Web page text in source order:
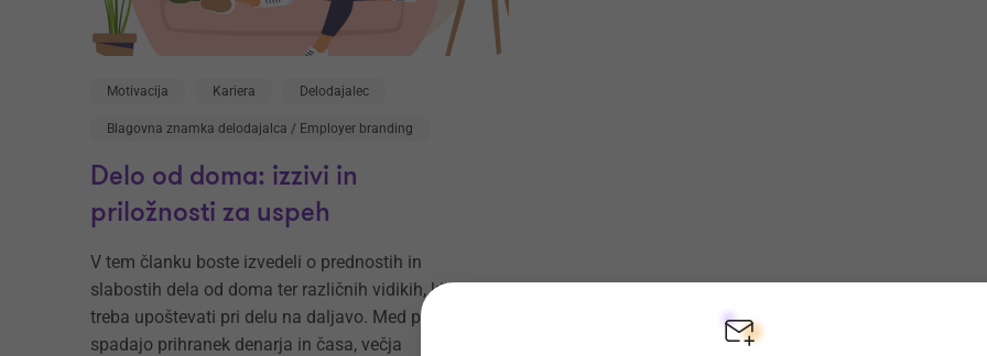
Motivacija Kariera Delodajalec
Blagovna znamka delodajalca / Employer branding
Delo od doma: izzivi in
priložnosti za uspeh
V tem članku boste izvedeli o prednostih in
slabostih dela od doma ter različnih vidikih, ki jih je
treba upoštevati pri delu na daljavo. Med prednosti
spadajo prihranek denarja in časa, večja